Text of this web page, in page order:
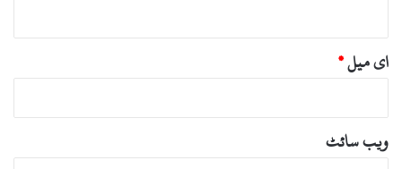
ای میل*
ویب‌ سائٹ